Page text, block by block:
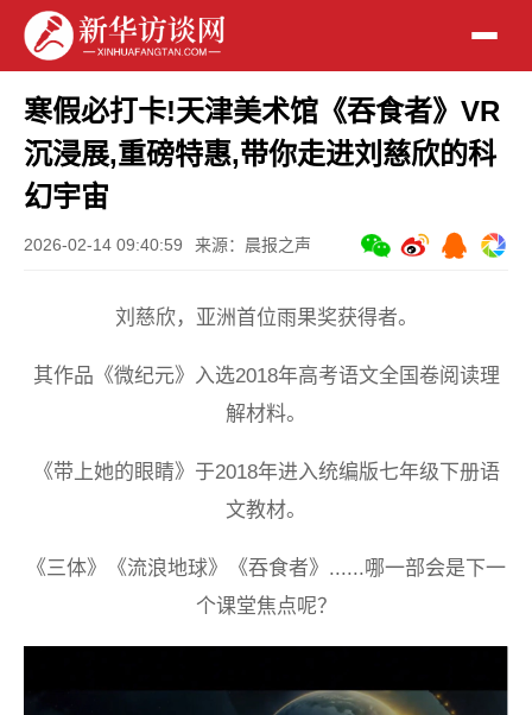
寒假必打卡!天津美术馆《吞食者》VR
沉浸展,重磅特惠,带你走进刘慈欣的科
幻宇宙
2026-02-14 09:40:59 来源：晨报之声
刘慈欣，亚洲首位雨果奖获得者。
其作品《微纪元》入选2018年高考语文全国卷阅读理
解材料。
《带上她的眼睛》于2018年进入统编版七年级下册语
文教材。
《三体》《流浪地球》《吞食者》......哪一部会是下一
个课堂焦点呢？